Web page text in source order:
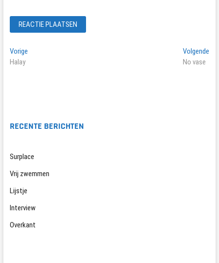
Bericht
navigatie
VorigeVorig
Halay
Volgende
No vase
RECENTE BERICHTEN
Surplace
Vrij zwemmen
Lijstje
Interview
Overkant